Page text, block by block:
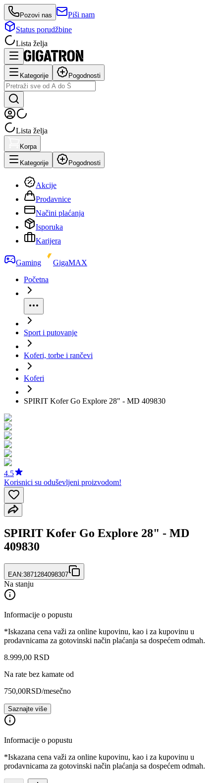
Pozovi nas
Piši nam
Status porudžbine
Lista želja
Kategorije Pogodnosti
Lista želja
Korpa
Kategorije Pogodnosti
Akcije
Prodavnice
Načini plaćanja
Isporuka
Karijera
Gaming
GigaMAX
Početna
Sport i putovanje
Koferi, torbe i rančevi
Koferi
SPIRIT Kofer Go Explore 28" - MD 409830
4.5
Korisnici su oduševljeni proizvodom!
SPIRIT Kofer Go Explore 28" - MD
409830
EAN:3871284098307
Na stanju
Informacije o popustu
*Iskazana cena važi za online kupovinu, kao i za kupovinu u
prodavnicama za gotovinski način plaćanja sa dospećem odmah.
8.999,00 RSD
Na rate bez kamate od
750,00RSD/mesečno
Saznajte više
Informacije o popustu
*Iskazana cena važi za online kupovinu, kao i za kupovinu u
prodavnicama za gotovinski način plaćanja sa dospećem odmah.